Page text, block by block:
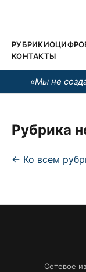
РУБРИКИ
КОНТАКТЫ
«Мы не
Рубрика
← Ко всем
Сетевое